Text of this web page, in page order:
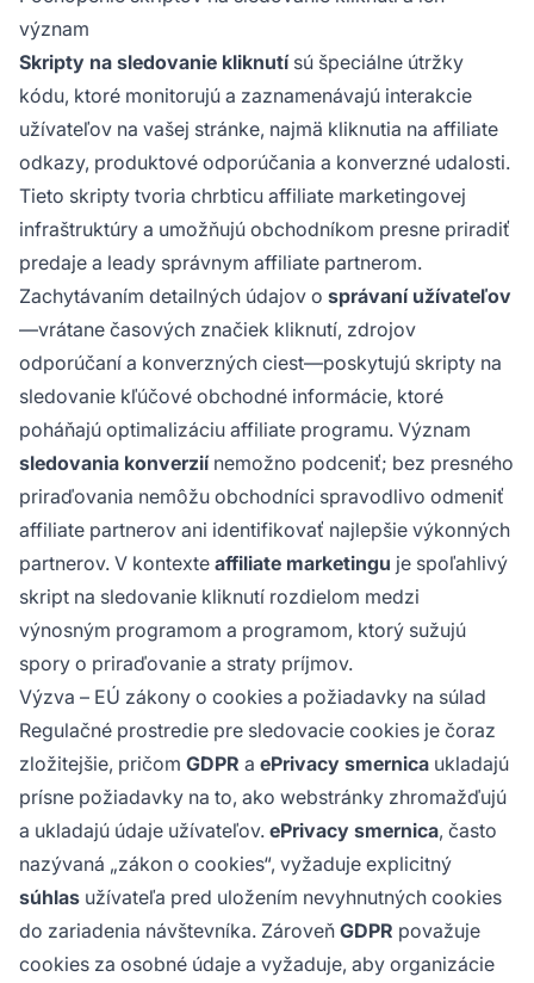
význam
Skripty na sledovanie kliknutísú špeciálne útržky
kódu, ktoré monitorujú a zaznamenávajú interakcie
užívateľov na vašej stránke, najmä kliknutia na affiliate
odkazy, produktové odporúčania a konverzné udalosti.
Tieto skripty tvoria chrbticu affiliate marketingovej
infraštruktúry a umožňujú obchodníkom presne priradiť
predaje a leady správnym affiliate partnerom.
Zachytávaním detailných údajov o správaní užívateľov
—vrátane časových značiek kliknutí, zdrojov
odporúčaní a konverzných ciest—poskytujú skripty na
sledovanie kľúčové obchodné informácie, ktoré
poháňajú optimalizáciu affiliate programu. Význam
sledovania konverziínemožno podceniť; bez presného
priraďovania nemôžu obchodníci spravodlivo odmeniť
affiliate partnerov ani identifikovať najlepšie výkonných
partnerov. V kontexte affiliate marketingu je spoľahlivý
skript na sledovanie kliknutí rozdielom medzi
výnosným programom a programom, ktorý sužujú
spory o priraďovanie a straty príjmov.
Výzva – EÚ zákony o cookies a požiadavky na súlad
Regulačné prostredie pre sledovacie cookies je čoraz
zložitejšie, pričom GDPR a ePrivacy smernica ukladajú
prísne požiadavky na to, ako webstránky zhromažďujú
a ukladajú údaje užívateľov. ePrivacy smernica, často
nazývaná „zákon o cookies“, vyžaduje explicitný
súhlas užívateľa pred uložením nevyhnutných cookies
do zariadenia návštevníka. Zároveň GDPR považuje
cookies za osobné údaje a vyžaduje, aby organizácie